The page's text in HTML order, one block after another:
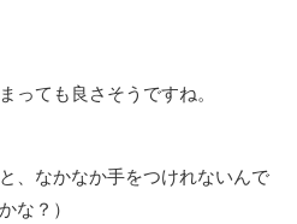
っても良さそうですね。
、なかなか手をつけれないんで
な？）